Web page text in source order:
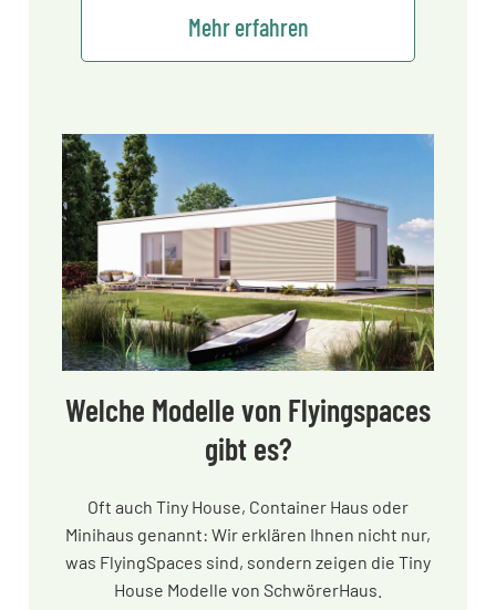
Mehr erfahren
Welche Modelle von Flyingspaces
gibt es?
Oft auch Tiny House, Container Haus oder
Minihaus genannt: Wir erklären Ihnen nicht nur,
was FlyingSpaces sind, sondern zeigen die Tiny
House Modelle von SchwörerHaus.